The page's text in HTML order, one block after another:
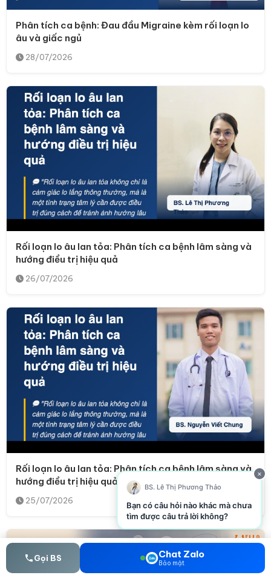
Phân tích ca bệnh: Đau đầu Migraine kèm rối loạn lo
âu và giấc ngủ
28/07/2026
Rối loạn lo âu lan tỏa: Phân tích ca bệnh lâm sàng và
hướng điều trị hiệu quả
26/07/2026
Rối loạn lo âu lan tỏa: Phân tích ca bệnh lâm sàng và
hướng điều trị hiệu quả
25/07/2026
×
BS. Lê Thị Phương Thảo
Bạn có câu hỏi nào khác mà chưa
tìm được câu trả lời không?
Gọi BS Chat Zalo
Bảo mật